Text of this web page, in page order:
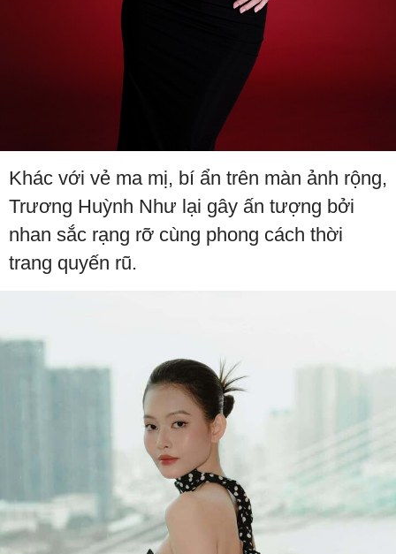
Khác với vẻ ma mị, bí ẩn trên màn ảnh rộng,
Trương Huỳnh Như lại gây ấn tượng bởi
nhan sắc rạng rỡ cùng phong cách thời
trang quyến rũ.